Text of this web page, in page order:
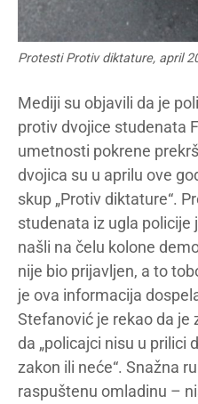
Protesti Protiv diktature, april
Mediji su objavili da je
protiv dvojice studenata
umetnosti pokrene
dvojica su u aprilu ove
skup „Protiv diktature“.
studenata iz ugla policije
našli na čelu kolone
nije bio prijavljen, a to
je ova informacija
Stefanović je rekao da je
da „policajci nisu u prilici
zakon ili neće“. Snažna
raspuštenu omladinu –